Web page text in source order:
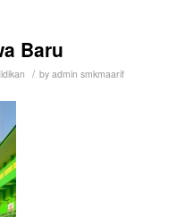
Baru
/ by admin smkmaarif